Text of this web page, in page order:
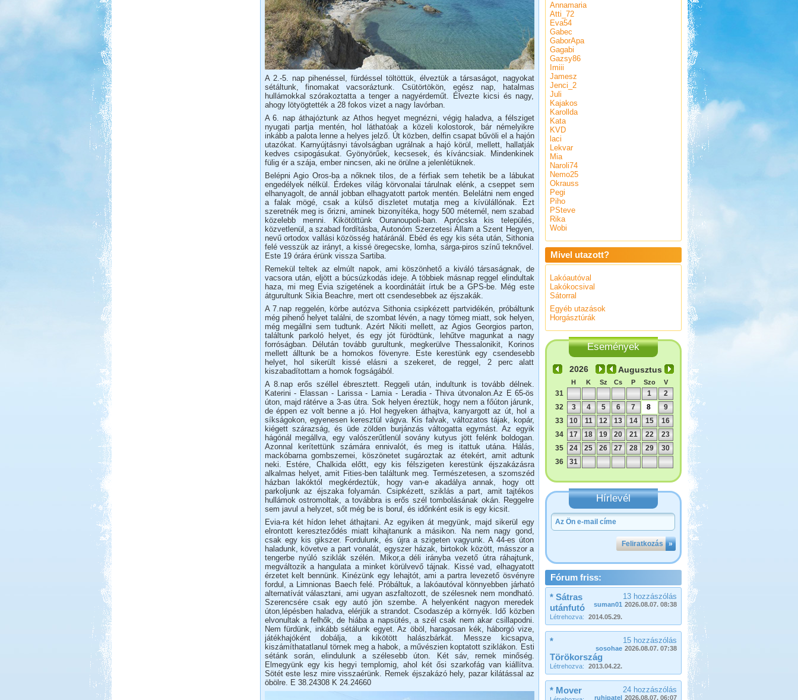
A 2.-5. nap pihenéssel, fürdéssel töltöttük, élveztük a társaságot, nagyokat
sétáltunk, finomakat vacsoráztunk. Csütörtökön, egész nap, hatalmas
hullámokkal szórakoztatta a tenger a nagyérdeműt. Élvezte kicsi és nagy,
ahogy lötyögtették a 28 fokos vizet a nagy lavórban.
A 6. nap áthajóztunk az Athos hegyet megnézni, végig haladva, a félsziget
nyugati partja mentén, hol láthatóak a közeli kolostorok, bár némelyikre
inkább a palota lenne a helyes jelző. Út közben, delfin csapat bűvöli el a hajón
utazókat. Karnyújtásnyi távolságban ugrálnak a hajó körül, mellett, hallatják
kedves csipogásukat. Gyönyörűek, kecsesek, és kíváncsiak. Mindenkinek
fülig ér a szája, ember nincsen, aki ne örülne a jelenlétüknek.
Belépni Agio Oros-ba a nőknek tilos, de a férfiak sem tehetik be a lábukat
engedélyek nélkül. Érdekes világ körvonalai tárulnak elénk, a cseppet sem
elhanyagolt, de annál jobban elhagyatott partok mentén. Belelátni nem enged
a falak mögé, csak a külső díszletet mutatja meg a kívülállónak. Ezt
szeretnék meg is őrizni, aminek bizonyítéka, hogy 500 méternél, nem szabad
közelebb menni. Kikötöttünk Ouranoupoli-ban. Aprócska kis település,
közvetlenül, a szabad fordításba, Autonóm Szerzetesi Állam a Szent Hegyen,
nevű ortodox vallási közösség határánál. Ebéd és egy kis séta után, Sithonia
felé vesszük az irányt, a kissé öregecske, lomha, sárga-piros színű teknővel.
Este 19 órára érünk vissza Sartiba.
Remekül teltek az elmúlt napok, ami köszönhető a kiváló társaságnak, de
vacsora után, eljött a búcsúzkodás ideje. A többiek másnap reggel elindultak
haza, mi meg Evia szigetének a koordinátáit írtuk be a GPS-be. Még este
átgurultunk Sikia Beachre, mert ott csendesebbek az éjszakák.
A 7.nap reggelén, körbe autózva Sithonia csipkézett partvidékén, próbáltunk
még pihenő helyet találni, de szombat lévén, a nagy tömeg miatt, sok helyen,
még megállni sem tudtunk. Azért Nikiti mellett, az Agios Georgios parton,
találtunk parkoló helyet, és egy jót fürödtünk, lehűtve magunkat a nagy
forróságban. Délután tovább gurultunk, megkerülve Thessalonikit, Korinos
mellett álltunk be a homokos fövenyre. Este kerestünk egy csendesebb
helyet, hol sikerült kissé elásni a szekeret, de reggel, 2 perc alatt
kiszabadítottam a homok fogságából.
A 8.nap erős széllel ébresztett. Reggeli után, indultunk is tovább délnek.
Katerini - Elassan - Larissa - Lamia - Leradia - Thiva útvonalon.Az E 65-ös
úton, majd rátérve a 3-as útra. Sok helyen éreztük, hogy nem a főúton járunk,
de éppen ez volt benne a jó. Hol hegyeken áthajtva, kanyargott az út, hol a
síkságokon, egyenesen keresztül vágva. Kis falvak, változatos tájak, kopár,
kiégett szárazság, és üde zölden burjánzás váltogatta egymást. Az egyik
hágónál megállva, egy valószerűtlenül sovány kutyus jött felénk boldogan.
Azonnal kerítettünk számára ennivalót, és meg is itattuk utána. Hálás,
mackóbarna gombszemei, köszönetet sugároztak az étekért, amit adtunk
neki. Estére, Chalkida előtt, egy kis félszigeten kerestünk éjszakázásra
alkalmas helyet, amit Fities-ben találtunk meg. Természetesen, a szomszéd
házban lakóktól megkérdeztük, hogy van-e akadálya annak, hogy ott
parkoljunk az éjszaka folyamán. Csipkézett, sziklás a part, amit tajtékos
hullámok ostromoltak, a továbbra is erős szél tombolásának okán. Reggelre
sem javul a helyzet, sőt még be is borul, és időnként esik is egy kicsit.
Evia-ra két hídon lehet áthajtani. Az egyiken át megyünk, majd sikerül egy
elrontott kereszteződés miatt kihajtanunk a másikon. Na nem nagy gond,
csak egy kis gikszer. Fordulunk, és újra a szigeten vagyunk. A 44-es úton
haladunk, követve a part vonalát, egyszer házak, birtokok között, másszor a
tengerbe nyúló sziklák szélén. Mikor,a déli irányba vezető útra ráhajtunk,
megváltozik a hangulata a minket körülvevő tájnak. Kissé vad, elhagyatott
érzetet kelt bennünk. Kinézünk egy lehajtót, ami a partra levezető ösvényre
fordul, a Limnionas Baech felé. Próbáltuk, a lakóautóval könnyebben járható
alternatívát választani, ami ugyan aszfaltozott, de szélesnek nem mondható.
Szerencsére csak egy autó jön szembe. A helyenként nagyon meredek
úton,lépésben haladva, elérjük a strandot. Csodaszép a környék. Idő közben
elvonultak a felhők, de hiába a napsütés, a szél csak nem akar csillapodni.
Nem fürdünk, inkább sétálunk egyet. Az öböl, haragosan kék, háborgó vize,
játékhajóként dobálja, a kikötött halászbárkát. Messze kicsapva,
kiszámíthatatlanul törnek meg a habok, a művészien koptatott sziklákon. Esti
sétánk során, elindulunk a szélesebb úton. Két sáv, remek minőség.
Elmegyünk egy kis hegyi templomig, ahol két ősi szarkofág van kiállítva.
Sötét este lesz mire visszaérünk. Remek éjszakázó hely, pazar kilátással az
öbölre. E 38.24308 K 24.24660
Annamaria
Atti_72
Eva54
Gabec
GaborApa
Gagabi
Gazsy86
Imiii
Jamesz
Jenci_2
Juli
Kajakos
Karollda
Kata
KVD
laci
Lekvar
Mia
Naroli74
Nemo25
Okrauss
Pegi
Piho
PSteve
Rika
Wobi
Mivel utazott?
Lakóautóval
Lakókocsival
Sátorral
Egyéb utazások
Horgásztúrák
Események
Augusztus
H K Sz Cs P Szo V
31 1
2
32
3 4 5 6 7 8
9
33
10 11 12 13 14 15
16
34
17 18 19 20 21 22
23
35
24 25 26 27 28 29
30
36
31
Hírlevél
Feliratkozás »
Fórum friss:
13 hozzászólás
suman01 2026.08.07. 08:38
* Sátras
utánfutó
Létrehozva: 2014.05.29.
15 hozzászólás
sosohae 2026.08.07. 07:38
*
Törökország
Létrehozva: 2013.04.22.
24 hozzászólás
ruhipatel 2026.08.07. 06:07
* Mover